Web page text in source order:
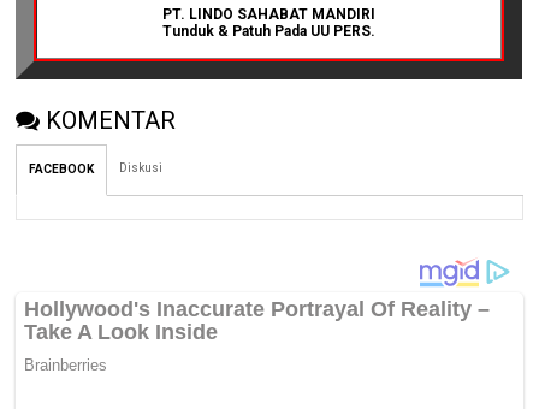
PT. LINDO SAHABAT MANDIRI
Tunduk & Patuh Pada UU PERS.
KOMENTAR
FACEBOOK Diskusi